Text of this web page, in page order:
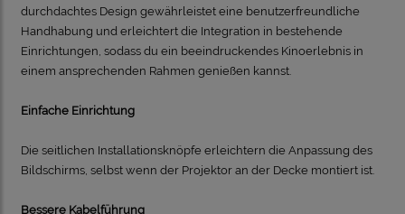
durchdachtes Design gewährleistet eine benutzerfreundliche
Handhabung und erleichtert die Integration in bestehende
Einrichtungen, sodass du ein beeindruckendes Kinoerlebnis in
einem ansprechenden Rahmen genießen kannst.
Einfache Einrichtung
Die seitlichen Installationsknöpfe erleichtern die Anpassung des
Bildschirms, selbst wenn der Projektor an der Decke montiert ist.
Bessere Kabelführung